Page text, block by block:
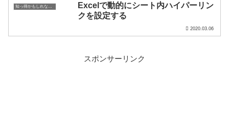
Excelで動的にシート内ハイパーリン
クを設定する
2020.03.06
スポンサーリンク